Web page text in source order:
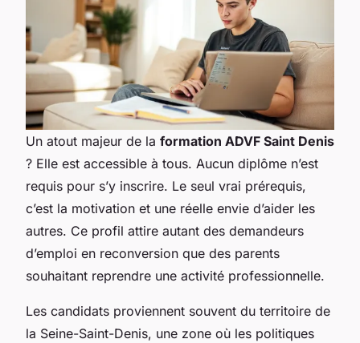
Un atout majeur de la formation ADVF Saint Denis
? Elle est accessible à tous. Aucun diplôme n’est
requis pour s’y inscrire. Le seul vrai prérequis,
c’est la motivation et une réelle envie d’aider les
autres. Ce profil attire autant des demandeurs
d’emploi en reconversion que des parents
souhaitant reprendre une activité professionnelle.
Les candidats proviennent souvent du territoire de
la Seine-Saint-Denis, une zone où les politiques